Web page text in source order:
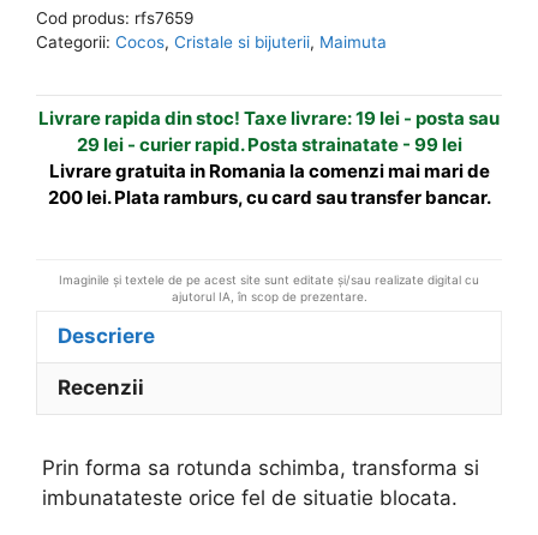
roscat
n
t
i
Cod produs: rfs7659
Categorii: Cocos, Cristale si bijuterii, Maimuta
Livrare rapida din stoc! Taxe livrare: 19 lei - posta sau
29 lei - curier rapid. Posta strainatate - 99 lei
Livrare gratuita in Romania la comenzi mai mari de
200 lei. Plata ramburs, cu card sau transfer bancar.
Imaginile și textele de pe acest site sunt editate și/sau realizate digital cu
ajutorul IA, în scop de prezentare.
Descriere
Recenzii
Prin forma sa rotunda schimba, transforma si
imbunatateste orice fel de situatie blocata.